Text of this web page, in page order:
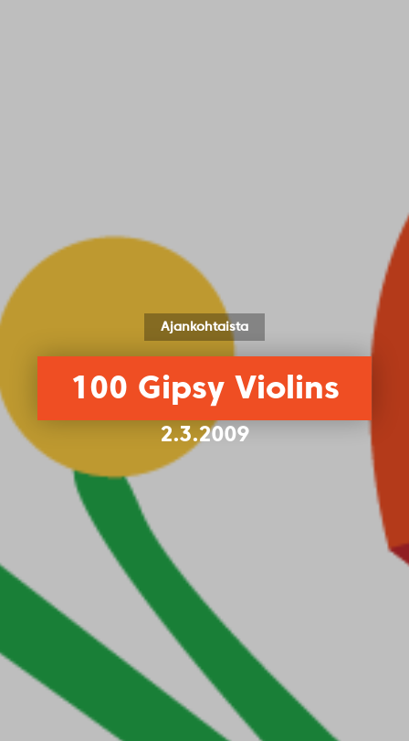
Ajankohtaista
100 Gipsy Violins
2.3.2009